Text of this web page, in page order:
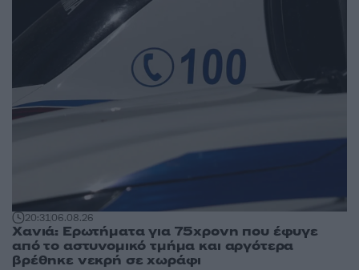
20:3106.08.26
Χανιά: Ερωτήματα για 75χρονη που έφυγε
από το αστυνομικό τμήμα και αργότερα
βρέθηκε νεκρή σε χωράφι